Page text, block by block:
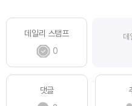
데일리 스탬프
0
데
댓글